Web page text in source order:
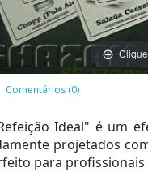
Comentários (0)
Ideal" é um
projetados
para